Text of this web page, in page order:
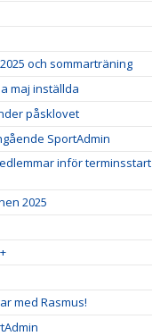
och sommarträning
maj inställda
påsklovet
SportAdmin
inför terminsstart
2025
med Rasmus!